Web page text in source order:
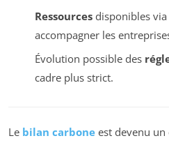
Ressourcesdisponibles via
accompagner les
Évolution possible des
cadre plus strict.
Le bilan carbone est devenu